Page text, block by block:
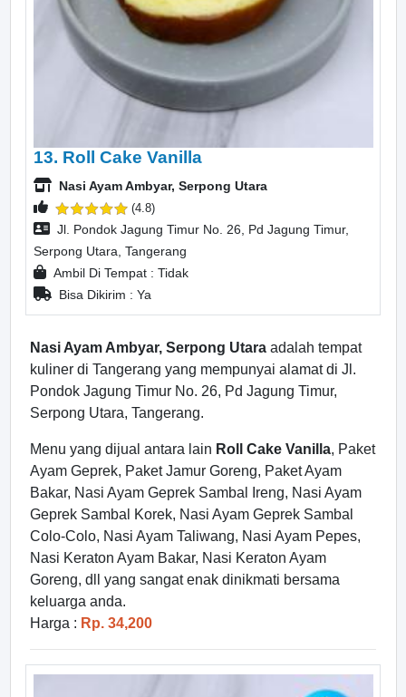
13. Roll Cake Vanilla
Nasi Ayam Ambyar, Serpong Utara
(4.8)
Jl. Pondok Jagung Timur No. 26, Pd Jagung Timur,
Serpong Utara, Tangerang
Ambil Di Tempat : Tidak
Bisa Dikirim : Ya
Nasi Ayam Ambyar, Serpong Utara adalah tempat
kuliner di Tangerang yang mempunyai alamat di Jl.
Pondok Jagung Timur No. 26, Pd Jagung Timur,
Serpong Utara, Tangerang.
Menu yang dijual antara lain Roll Cake Vanilla, Paket
Ayam Geprek, Paket Jamur Goreng, Paket Ayam
Bakar, Nasi Ayam Geprek Sambal Ireng, Nasi Ayam
Geprek Sambal Korek, Nasi Ayam Geprek Sambal
Colo-Colo, Nasi Ayam Taliwang, Nasi Ayam Pepes,
Nasi Keraton Ayam Bakar, Nasi Keraton Ayam
Goreng, dll yang sangat enak dinikmati bersama
keluarga anda.
Harga : Rp. 34,200